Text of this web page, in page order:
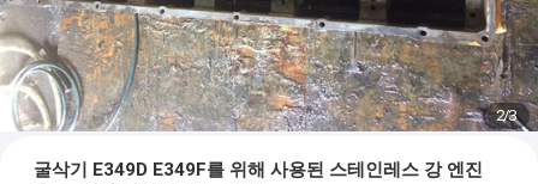
2/3
굴삭기 E349D E349F를 위해 사용된 스테인레스 강 엔진